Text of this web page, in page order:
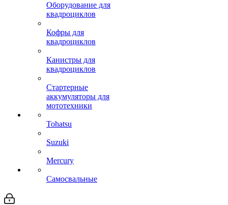
Оборудование для
квадроциклов
Кофры для
квадроциклов
Канистры для
квадроциклов
Стартерные
аккумуляторы для
мототехники
Tohatsu
Suzuki
Mercury
Самосвальные